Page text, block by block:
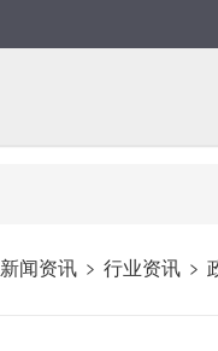
新闻资讯 行业资讯